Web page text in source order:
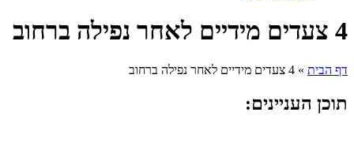
4 צעדים מידיים לאחר נפילה ברחוב
דף הבית » 4 צעדים מידיים לאחר נפילה ברחוב
תוכן העניינים: